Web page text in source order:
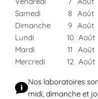
Samedi
8 Août
Dimanche
9 Août
Lundi
10 Août
Mardi
11 Août
Mercredi
12 Août
Nos laboratoires
midi, dimanche et